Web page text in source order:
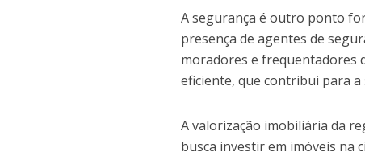
A segurança é outro ponto
presença de agentes de
moradores e frequentadores
eficiente, que contribui para
A valorização imobiliária da
busca investir em imóveis na